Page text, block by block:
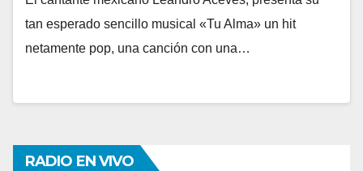
tan esperado sencillo musical «Tu Alma» un hit
netamente pop, una canción con una…
RADIO EN VIVO